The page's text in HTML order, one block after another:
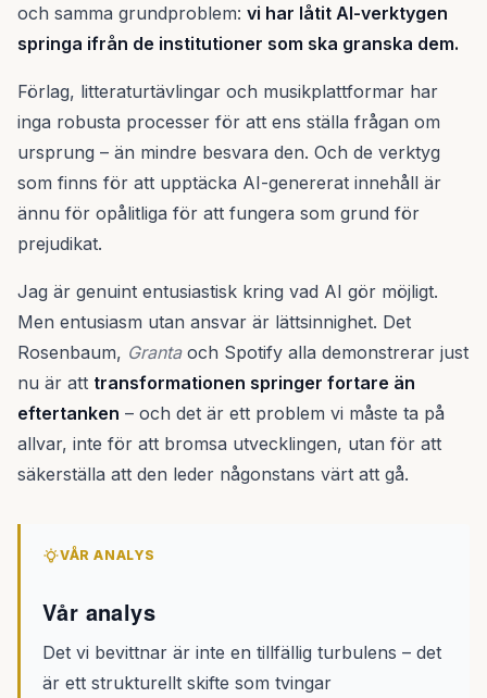
och samma grundproblem: vi har låtit AI-verktygen
springa ifrån de institutioner som ska granska dem.
Förlag, litteraturtävlingar och musikplattformar har
inga robusta processer för att ens ställa frågan om
ursprung – än mindre besvara den. Och de verktyg
som finns för att upptäcka AI-genererat innehåll är
ännu för opålitliga för att fungera som grund för
prejudikat.
Jag är genuint entusiastisk kring vad AI gör möjligt.
Men entusiasm utan ansvar är lättsinnighet. Det
Rosenbaum, Grantaoch Spotify alla demonstrerar just
nu är att transformationen springer fortare än
eftertanken – och det är ett problem vi måste ta på
allvar, inte för att bromsa utvecklingen, utan för att
säkerställa att den leder någonstans värt att gå.
VÅR ANALYS
Vår analys
Det vi bevittnar är inte en tillfällig turbulens – det
är ett strukturellt skifte som tvingar